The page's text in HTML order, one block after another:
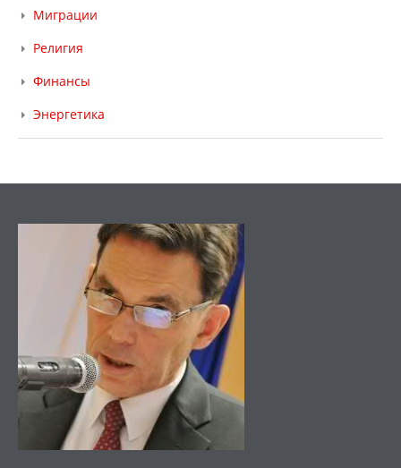
Миграции
Религия
Финансы
Энергетика